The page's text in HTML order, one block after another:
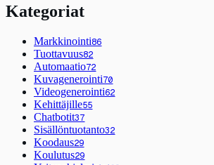
Kategoriat
Markkinointi86
Tuottavuus82
Automaatio72
Kuvagenerointi70
Videogenerointi62
Kehittäjille55
Chatbotit37
Sisällöntuotanto32
Koodaus29
Koulutus29